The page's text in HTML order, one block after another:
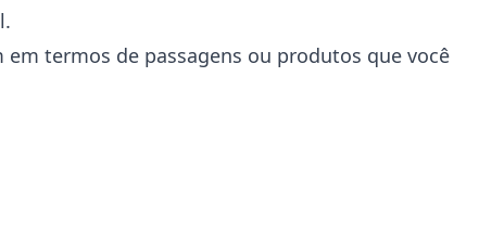
em termos de passagens ou produtos que você